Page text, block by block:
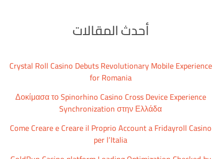
أحدث المقالات
Crystal Roll Casino Debuts Revolutionary Mobile Experience
for Romania
Δοκίμασα το Spinorhino Casino Cross Device Experience
Synchronization στην Ελλάδα
Come Creare e Creare il Proprio Account a Fridayroll Casino
per l’Italia